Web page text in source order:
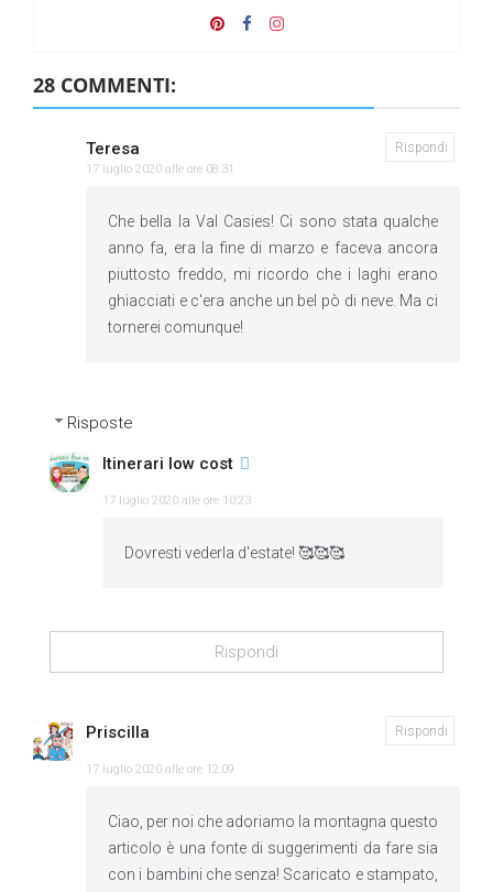
28 COMMENTI:
Teresa
17 luglio 2020 alle ore 08:31
Che bella la Val Casies! Ci sono stata qualche
anno fa, era la fine di marzo e faceva ancora
piuttosto freddo, mi ricordo che i laghi erano
ghiacciati e c'era anche un bel pò di neve. Ma ci
tornerei comunque!
Rispondi
Risposte
Itinerari low cost
17 luglio 2020 alle ore 10:23
Dovresti vederla d'estate! 🥰🥰🥰
Rispondi
Priscilla
17 luglio 2020 alle ore 12:09
Ciao, per noi che adoriamo la montagna questo
articolo è una fonte di suggerimenti da fare sia
con i bambini che senza! Scaricato e stampato,
Rispondi